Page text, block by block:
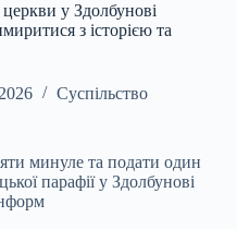
у Здолбунові
з історією та
Суспільство
минуле та подати один
парафії у Здолбунові